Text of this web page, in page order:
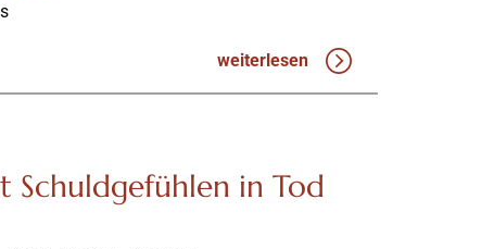
weiterlesen
Schuldgefühlen in Tod